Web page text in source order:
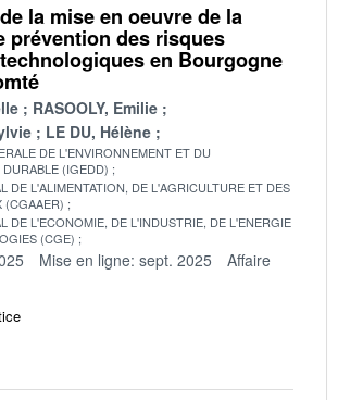
la mise en oeuvre de la
prévention des risques
en Bourgogne
RASOOLY, Emilie
LE DU, Hélène
DE L'ENVIRONNEMENT ET DU
(IGEDD)
DE L'ALIMENTATION, DE L'AGRICULTURE ET DES
(CGAAER)
DE L'ECONOMIE, DE L'INDUSTRIE, DE L'ENERGIE
(CGE)
Mise en ligne: sept. 2025
Affaire